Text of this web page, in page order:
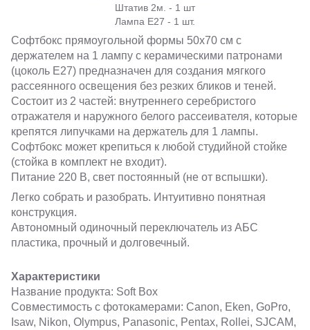
Штатив 2м. - 1 шт
Лампа E27 - 1 шт.
Софтбокс прямоугольной формы 50х70 см с
держателем на 1 лампу с керамическими патронами
(цоколь Е27) предназначен для создания мягкого
рассеянного освещения без резких бликов и теней.
Состоит из 2 частей: внутреннего серебристого
отражателя и наружного белого рассеивателя, которые
крепятся липучками на держатель для 1 лампы.
Софтбокс может крепиться к любой студийной стойке
(стойка в комплект не входит).
Питание 220 В, свет постоянный (не от вспышки).
Легко собрать и разобрать. Интуитивно понятная
конструкция.
Автономный одиночный переключатель из АБС
пластика, прочный и долговечный.
Характеристики
Название продукта: Soft Box
Совместимость с фотокамерами: Canon, Eken, GoPro,
Isaw, Nikon, Olympus, Panasonic, Pentax, Rollei, SJCAM,